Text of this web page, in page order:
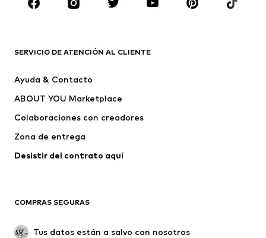
MARCAS
PUMA
ADIDAS SPORTSWEAR
NAPAPIJRI
SERVICIO DE ATENCIÓN AL CLIENTE
Ayuda & Contacto
ABOUT YOU Marketplace
Colaboraciones con creadores
Zona de entrega
Desistir del contrato aquí
COMPRAS SEGURAS
Tus datos están a salvo con nosotros